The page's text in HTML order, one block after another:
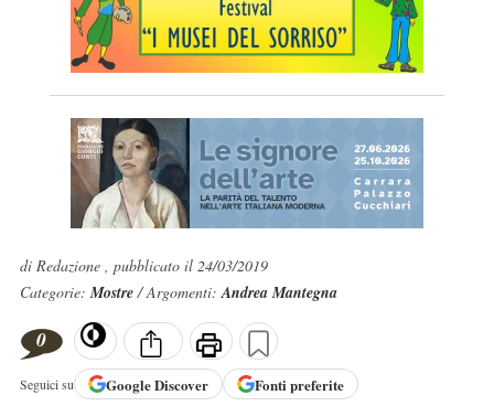
di Redazione , pubblicato il 24/03/2019
Categorie:Mostre/ Argomenti:Andrea Mantegna
0
Seguici su GoogleDiscover Fonti preferite